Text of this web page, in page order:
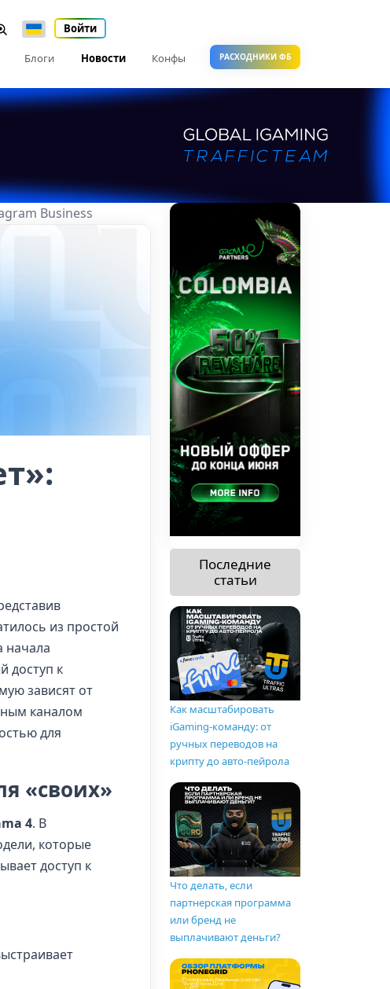
Войти
Блоги Новости Конфы РАСХОДНИКИ ФБ
Business
из простой
начала
доступ к
зависят от
каналом
для
«своих»
4. В
которые
доступ к
Последние
статьи
Как масштабировать
iGaming-команду: от
ручных переводов на
крипту до авто-пейрола
Что делать, если
партнерская программа
или бренд не
выплачивают деньги?